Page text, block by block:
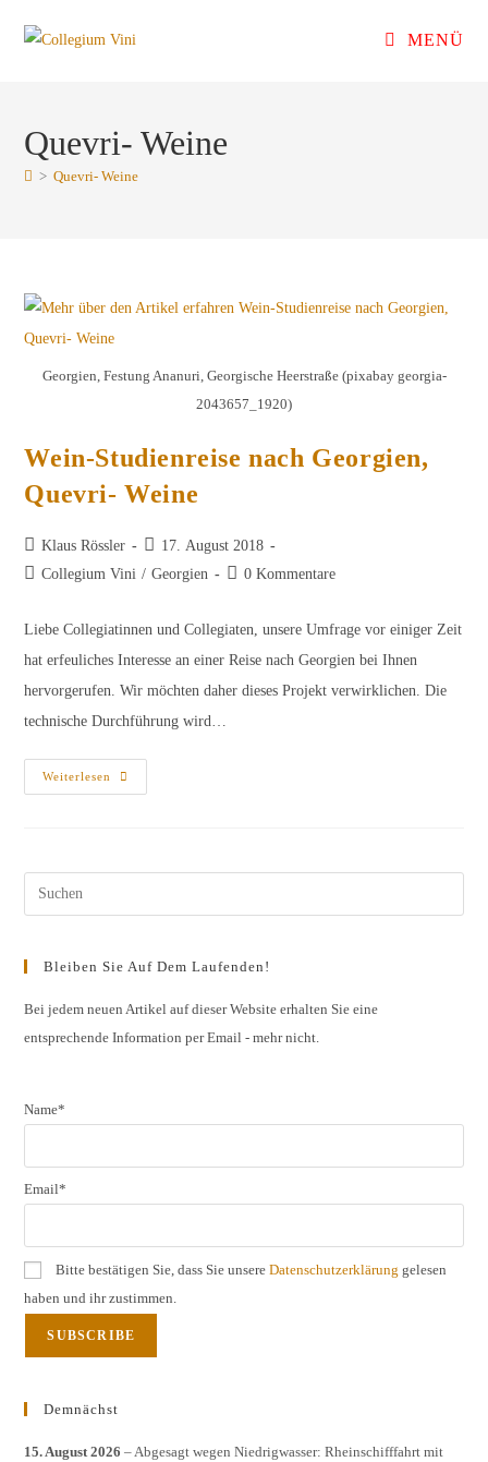
Inhalt
MENÜ
Quevri- Weine
> Quevri- Weine
Georgien, Festung Ananuri, Georgische Heerstraße (pixabay georgia-
2043657_1920)
Wein-Studienreise nach Georgien,
Quevri- Weine
Beitrags-
Autor:
Klaus Rössler
Beitrag
veröffentlicht:
17. August 2018
Beitrags-
Collegium Vini / Georgien
Beitrags-
0 Kommentare
Liebe Collegiatinnen und Collegiaten, unsere Umfrage vor einiger Zeit
hat erfeuliches Interesse an einer Reise nach Georgien bei Ihnen
hervorgerufen. Wir möchten daher dieses Projekt verwirklichen. Die
technische Durchführung wird…
Weiterlesen
Wein-
Studienreise
Bleiben Sie Auf Dem Laufenden!
Bei jedem neuen Artikel auf dieser Website erhalten Sie eine
entsprechende Information per Email - mehr nicht.
Name*
Email*
Bitte bestätigen Sie, dass Sie unsereDatenschutzerklärung gelesen
haben und ihr zustimmen.
Demnächst
15. August 2026 – Abgesagt wegen Niedrigwasser: Rheinschifffahrt mit